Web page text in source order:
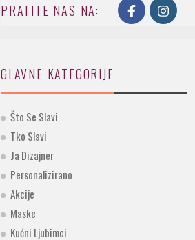
PRATITE NAS NA:
GLAVNE KATEGORIJE
Što Se Slavi
Tko Slavi
Ja Dizajner
Personalizirano
Akcije
Maske
Kućni Ljubimci